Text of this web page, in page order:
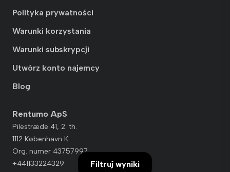
Filtruj wyniki
Polityka prywatności
Warunki korzystania
Warunki subskrypcji
Utwórz konto najemcy
Blog
Rentumo ApS
Pilestræde 41, 2. th.
1112 København K
Org. numer 43757997
+441133224329